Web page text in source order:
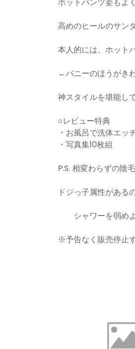
高めのヒールのサン
本人的には、ホット
←バニーのほうがき
神スタイルを堪能し
○レビュー特典
・お風呂で洗体エッ
・写真集10枚組
P.S. 相変わらずの陰
ドジっ子属性がある
シャワーを弱めよ
※予告なく販売停止